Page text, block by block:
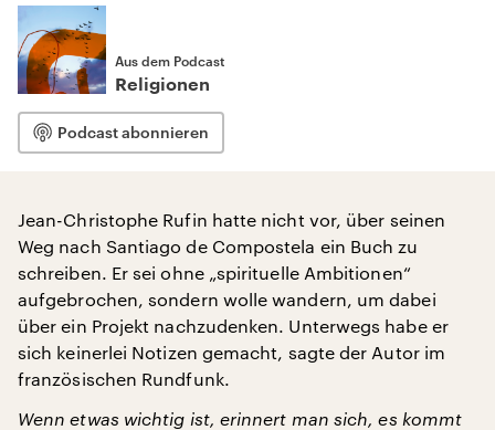
Aus dem Podcast
Religionen
Podcast abonnieren
Jean-Christophe Rufin hatte nicht vor, über seinen
Weg nach Santiago de Compostela ein Buch zu
schreiben. Er sei ohne „spirituelle Ambitionen“
aufgebrochen, sondern wolle wandern, um dabei
über ein Projekt nachzudenken. Unterwegs habe er
sich keinerlei Notizen gemacht, sagte der Autor im
französischen Rundfunk.
Wenn etwas wichtig ist, erinnert man sich, es kommt